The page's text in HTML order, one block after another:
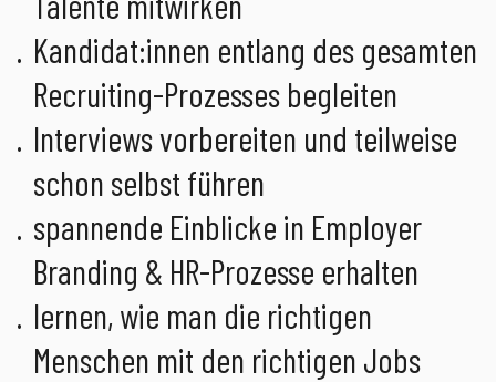
Kandidat:innen entlang des gesamten
Recruiting-Prozesses begleiten
Interviews vorbereiten und teilweise
schon selbst führen
spannende Einblicke in Employer
Branding & HR-Prozesse erhalten
lernen, wie man die richtigen
Menschen mit den richtigen Jobs